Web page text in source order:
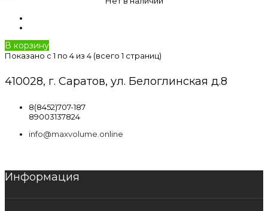
В корзину
Показано с 1 по 4 из 4 (всего 1 страниц)
410028, г. Саратов, ул. Белоглинская д.8
8(8452)707-187
89003137824
info@maxvolume.online
Информация